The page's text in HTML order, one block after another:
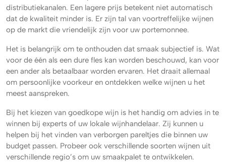
distributiekanalen. Een lagere prijs betekent niet automatisch
dat de kwaliteit minder is. Er zijn tal van voortreffelijke wijnen
op de markt die vriendelijk zijn voor uw portemonnee.
Het is belangrijk om te onthouden dat smaak subjectief is. Wat
voor de één als een dure fles kan worden beschouwd, kan voor
een ander als betaalbaar worden ervaren. Het draait allemaal
om persoonlijke voorkeur en ontdekken welke wijnen u het
meest aanspreken.
Bij het kiezen van goedkope wijn is het handig om advies in te
winnen bij experts of uw lokale wijnhandelaar. Zij kunnen u
helpen bij het vinden van verborgen pareltjes die binnen uw
budget passen. Probeer ook verschillende soorten wijnen uit
verschillende regio’s om uw smaakpalet te ontwikkelen.